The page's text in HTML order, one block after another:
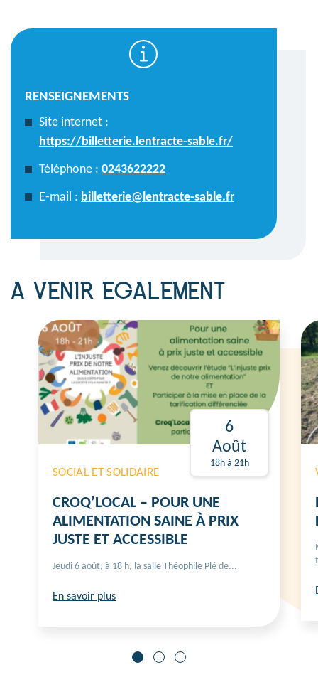
RENSEIGNEMENTS
Site internet :
https://billetterie.lentracte-sable.fr/
Téléphone : 0243622222
E-mail : billetterie@lentracte-sable.fr
A VENIR EGALEMENT
SOCIAL ET SOLIDAIRE
CROQ’LOCAL – POUR UNE
ALIMENTATION SAINE À PRIX
JUSTE ET ACCESSIBLE
6
Août
18h à 21h
Jeudi 6 août, à 18 h, la salle Théophile Plé de...
En savoir plus